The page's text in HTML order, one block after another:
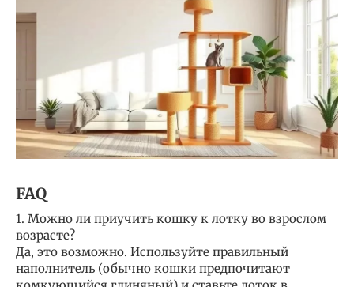
FAQ
1. Можно ли приучить кошку к лотку во взрослом
возрасте?
Да, это возможно. Используйте правильный
наполнитель (обычно кошки предпочитают